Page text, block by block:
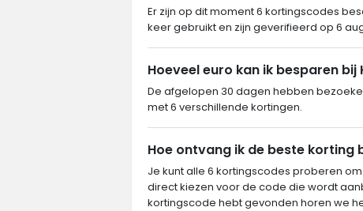
Er zijn op dit moment 6 kortingscodes
keer gebruikt en zijn geverifieerd op 6
Hoeveel euro kan ik besparen bij
De afgelopen 30 dagen hebben
met 6 verschillende kortingen.
Hoe ontvang ik de beste korting
Je kunt alle 6 kortingscodes proberen
direct kiezen voor de code die wordt
kortingscode hebt gevonden horen we